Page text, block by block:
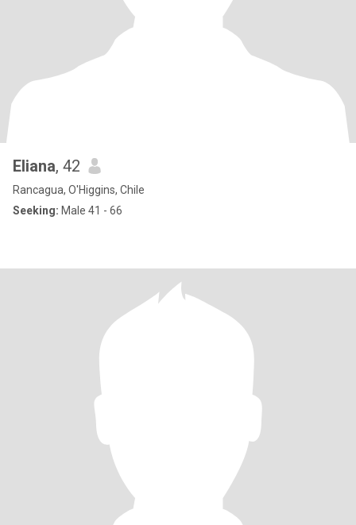
Eliana, 42
Rancagua, O'Higgins, Chile
Seeking: Male 41 - 66